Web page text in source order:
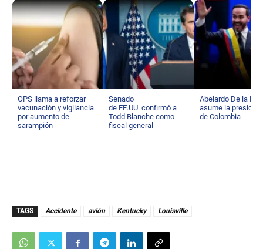
OPS llama a reforzar
vacunación y vigilancia
por aumento de
sarampión
Senado
de EE.UU. confirmó a
Todd Blanche como
fiscal general
Abelardo De la
asume la
de Colombia
TAGS Accidente avión Kentucky Louisville